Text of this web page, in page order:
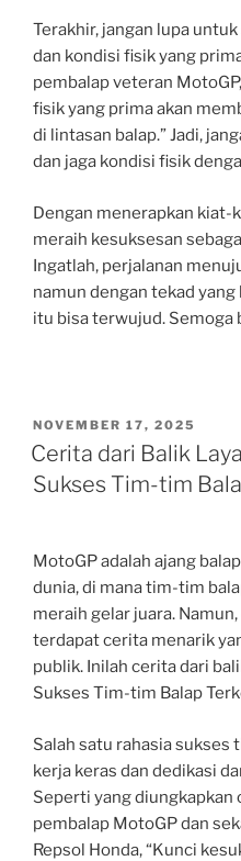
Terakhir, jangan lupa
dan kondisi fisik yang
pembalap veteran
fisik yang prima akan
di lintasan balap.” Jadi,
dan jaga kondisi fisik
Dengan menerapkan kiat-
meraih kesuksesan
Ingatlah, perjalanan
namun dengan tekad
itu bisa terwujud. Semoga
POSTED
ON
NOVEMBER 17, 2025
Cerita dari Balik
Sukses Tim-tim
MotoGP adalah ajang
dunia, di mana tim-tim
meraih gelar juara.
terdapat cerita menarik
publik. Inilah cerita dari
Sukses Tim-tim Balap
Salah satu rahasia sukses
kerja keras dan dedikasi
Seperti yang diungkapkan
pembalap MotoGP dan
Repsol Honda, “Kunci